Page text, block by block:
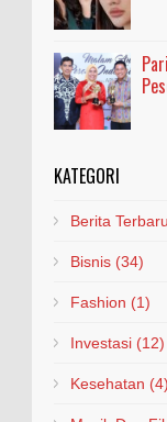
KATEGORI
Berita Terbaru
Bisnis (34)
Fashion (1)
Investasi (12)
Kesehatan (4)